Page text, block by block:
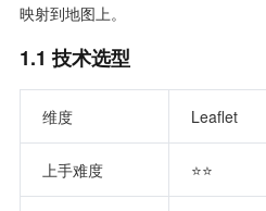
映射到地图上。
1.1 技术选型
维度 Leaflet
上手难度 ⭐⭐